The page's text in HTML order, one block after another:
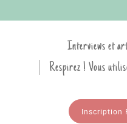
Interviews et
Respirez ! Vous
Inscription